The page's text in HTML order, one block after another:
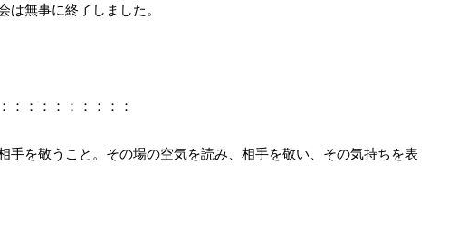
は無事に終了しました。
：：：：：：：：：
手を敬うこと。その場の空気を読み、相手を敬い、その気持ちを表